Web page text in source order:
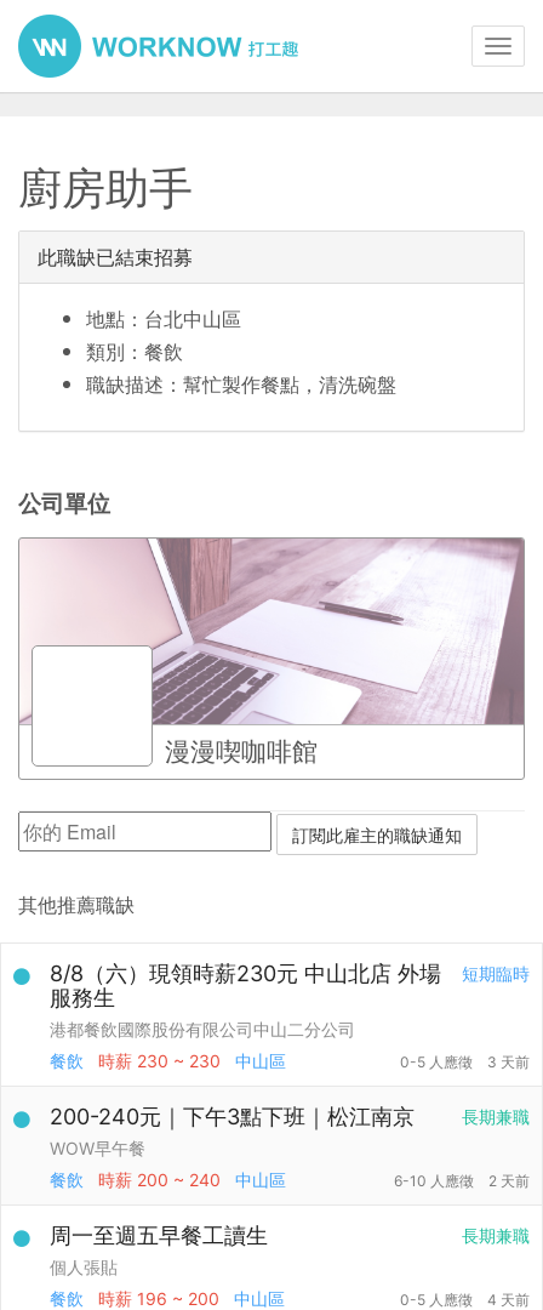
廚房助手
此職缺已結束招募
地點：台北中山區
類別：餐飲
職缺描述：幫忙製作餐點，清洗碗盤
公司單位
漫漫喫咖啡館
其他推薦職缺
短期臨時
8/8（六）現領時薪230元 中山北店 外場
服務生
港都餐飲國際股份有限公司中山二分公司
餐飲
時薪 230 ~ 230 中山區 0-5 人應徵 3 天前
長期兼職
200-240元｜下午3點下班｜松江南京
WOW早午餐
餐飲
時薪 200 ~ 240 中山區 6-10 人應徵 2 天前
長期兼職
周一至週五早餐工讀生
個人張貼
餐飲
時薪 196 ~ 200 中山區 0-5 人應徵 4 天前